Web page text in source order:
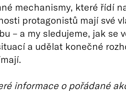
mechanismy, které řídí
protagonistů mají své
– a my sledujeme, jak se
a udělat konečné
informace o pořádané